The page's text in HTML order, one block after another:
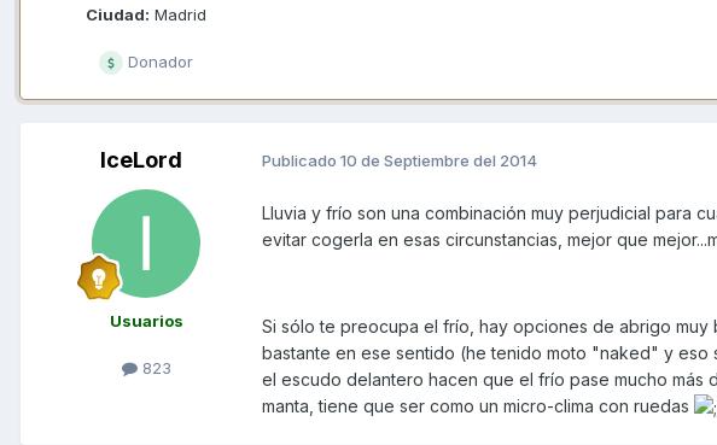
Ciudad: Madrid
Donador
IceLord
Usuarios
823
Publicado 10 de Septiembre del 2014
Lluvia y frío son una combinación muy perjudicial para
evitar cogerla en esas circunstancias, mejor que
Si sólo te preocupa el frío, hay opciones de abrigo
bastante en ese sentido (he tenido moto "naked" y eso
el escudo delantero hacen que el frío pase mucho más
manta, tiene que ser como un micro-clima con ruedas